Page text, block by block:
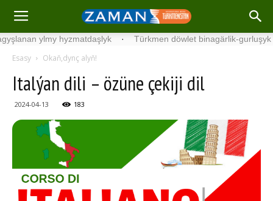
ylmy hyzmatdaşlyk · Türkmen döwlet binagärlik-gurluşyk
Esasy Okaň,dynç alyň!
Italýan dili – özüne çekiji dil
2024-04-13 183